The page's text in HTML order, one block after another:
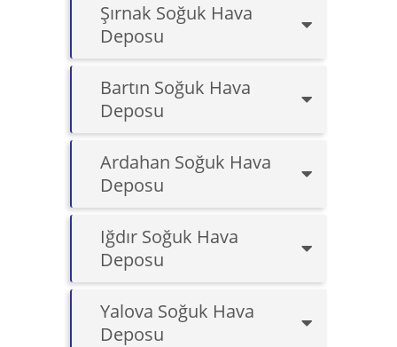
Şırnak Soğuk Hava
Deposu
Bartın Soğuk Hava
Deposu
Ardahan Soğuk Hava
Deposu
Iğdır Soğuk Hava
Deposu
Yalova Soğuk Hava
Deposu